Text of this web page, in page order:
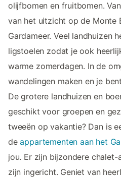
olijfbomen en fruitbomen.
van het uitzicht op de Monte
Gardameer. Veel landhuizen
ligstoelen zodat je ook
warme zomerdagen. In de
wandelingen maken en je
De grotere landhuizen en
geschikt voor groepen en
tweeën op vakantie? Dan is
deappartementen aan het
jou. Er zijn bijzondere chalet-
zijn ingericht. Geniet van